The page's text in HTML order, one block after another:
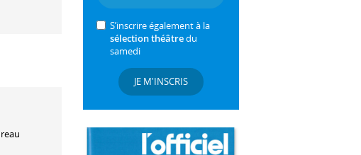
S’inscrire également à la
sélection théâtredu
samedi
JE M'INSCRIS